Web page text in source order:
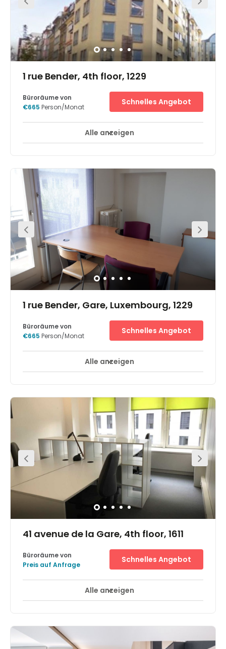
1 rue Bender, 4th floor, 1229
24-Stunden-Zugang Tagesbetreuung
offers shared or private offices furnished at very
attractive prices. In addition to the situation and the
price, another asset is the lease of indefinite duration.
Each workspace has a lockable private storage. The
private and shared offices are on the 4th floor of a
building located 5 minutes walk from Luxembourg
Central Station. Thanks to the solid bus and train
network, you will be able to easily reach your workspace.
Luxembourg-Findel Airport is a 15-minute drive away.
Büroräume von
€665 Person/Monat
Schnelles Angebot
Alle anzeigen
1 rue Bender, Gare, Luxembourg, 1229
24-Stunden-Zugang Tagesbetreuung
everything you need to get working from the day you
move in. Members have 24/7 building access so you will
not be confined by traditional business hours. This space
boasts a modern design and provides a comfortable
working environment for its members. Due to the central
location, fantastic transport links are available. Hop on
the bus or train at Luxembourg Central Station a short
six-minute walk away. Parking facilities are available just
two-minutes away on foot. A huge range of restaurants,
hotels, banking services, and other useful amenities are
available nearby.
Büroräume von
€665 Person/Monat
Schnelles Angebot
Alle anzeigen
41 avenue de la Gare, 4th floor, 1611
24-Stunden-Zugang Tagesbetreuung
possible. A number of offices are available at a variety of
different sizes with many catering for large businesses or
ambitious startups. Meeting rooms are available for
Büroräume von
Preis auf Anfrage
Schnelles Angebot
Alle anzeigen